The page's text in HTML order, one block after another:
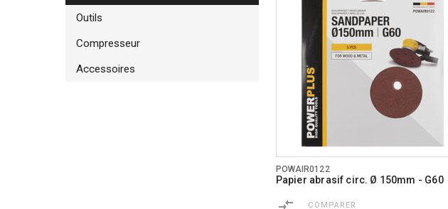
Outils
Compresseur
Accessoires
POWAIR0122
Papier abrasif circ. Ø 150mm - G60
COMPARER